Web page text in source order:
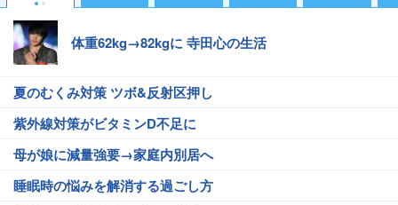
体重62kg→82kgに 寺田心の生活
夏のむくみ対策 ツボ&反射区押し
紫外線対策がビタミンD不足に
母が娘に減量強要→家庭内別居へ
睡眠時の悩みを解消する過ごし方